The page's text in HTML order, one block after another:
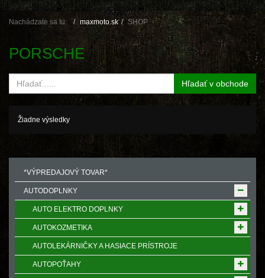
Nachádzate sa tu: maxmoto.sk SHOP
PORSCHE
Hľadať v obchode
Žiadne výsledky
*VÝPREDAJOVÝ TOVAR*
AUTODOPLNKY
AUTO ELEKTRO DOPLNKY
AUTOKOZMETIKA
AUTOLEKÁRNIČKY A HASIACE PRÍSTROJE
AUTOPOŤAHY